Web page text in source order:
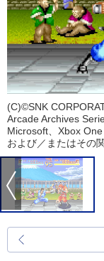
(C)©SNK
Arcade Archives
Microsoft、Xbox
および／またはその